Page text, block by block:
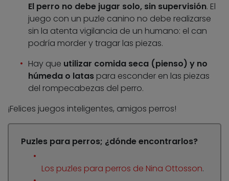
El perro no debe jugar solo, sin supervisión. El
juego con un puzle canino no debe realizarse
sin la atenta vigilancia de un humano: el can
podría morder y tragar las piezas.
Hay que utilizar comida seca (pienso) y no
húmeda o latas para esconder en las piezas
del rompecabezas del perro.
¡Felices juegos inteligentes, amigos perros!
Puzles para perros; ¿dónde encontrarlos?
Los puzles para perros de Nina Ottosson.